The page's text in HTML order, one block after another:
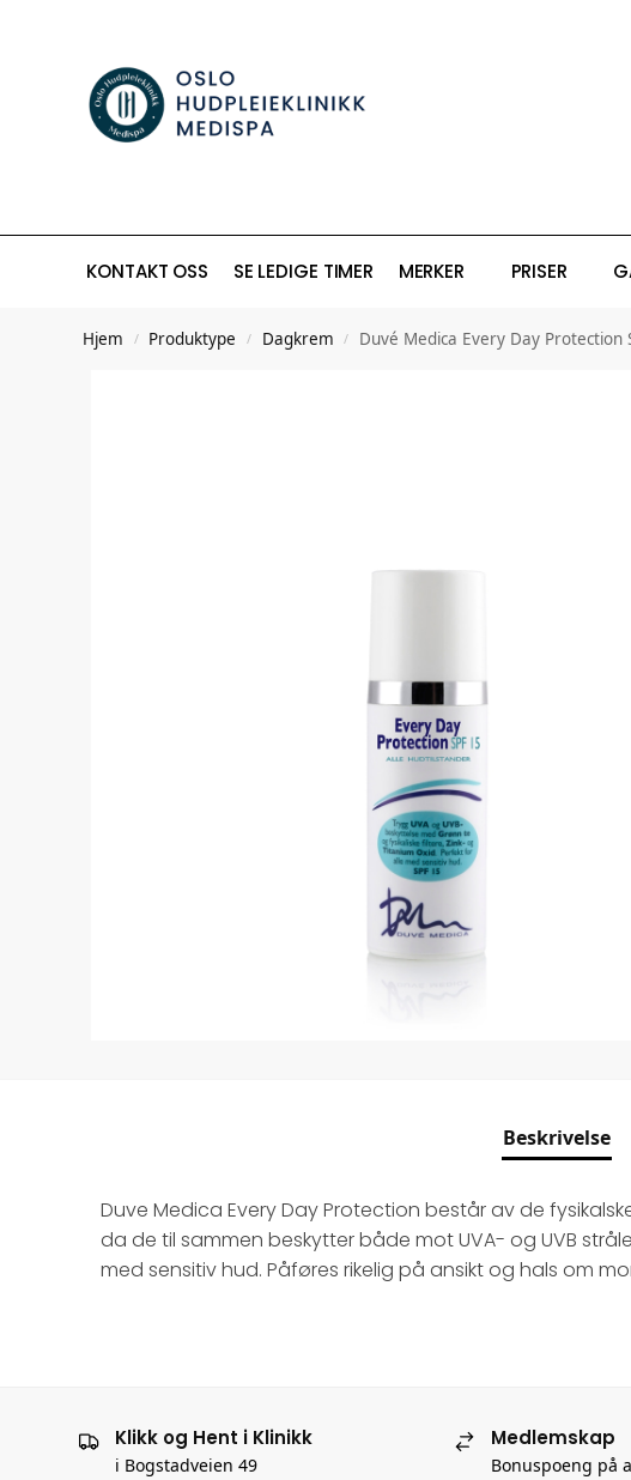
KONTAKT OSS SE LEDIGE TIMER MERKER PRISER
Hjem / Produktype / Dagkrem / Duvé Medica Every Day Protection
Beskrivelse
Duve Medica Every Day Protection består av de
da de til sammen beskytter både mot UVA- og UVB
med sensitiv hud. Påføres rikelig på ansikt og hals om
Klikk og Hent i Klinikk
i Bogstadveien 49
Medlemskap
Bonuspoeng på